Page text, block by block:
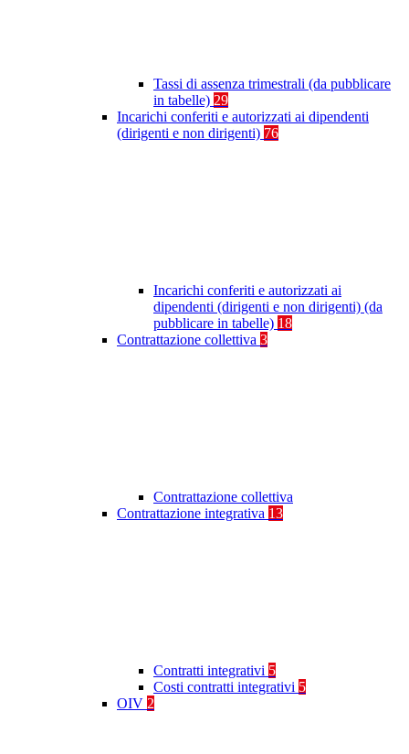
Tassi di assenza trimestrali (da pubblicare
in tabelle) 29
Incarichi conferiti e autorizzati ai dipendenti
(dirigenti e non dirigenti) 76
Incarichi conferiti e autorizzati ai
dipendenti (dirigenti e non dirigenti) (da
pubblicare in tabelle) 18
Contrattazione collettiva 3
Contrattazione collettiva
Contrattazione integrativa 13
Contratti integrativi 5
Costi contratti integrativi 5
OIV 2